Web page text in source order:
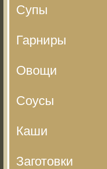
Супы
Гарниры
Овощи
Соусы
Каши
Заготовки